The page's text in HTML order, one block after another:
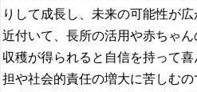
ニンニクの夢の夢占い
ぬいぐるみの夢の夢占い
縫う夢・縫い物の夢の夢占い
りして成長し、未来の可能性が
近付いて、長所の活用や赤ちゃ
収穫が得られると自信を持って
担や社会的責任の増大に苦しむ